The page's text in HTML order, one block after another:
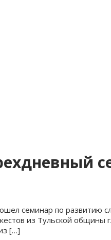
семинар по развитию
из Тульской
[…]